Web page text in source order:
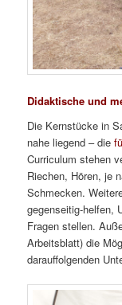
Didaktische und
Die Kernstücke in
nahe liegend – die
Curriculum stehen
Riechen, Hören, je
Schmecken.
gegenseitig-helfen,
Fragen stellen.
Arbeitsblatt) die
darauffolgenden